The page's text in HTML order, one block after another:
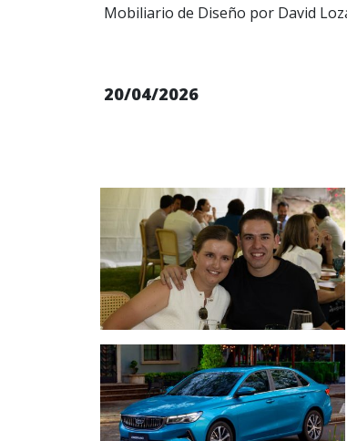
Mobiliario de Diseño por David
20/04/2026